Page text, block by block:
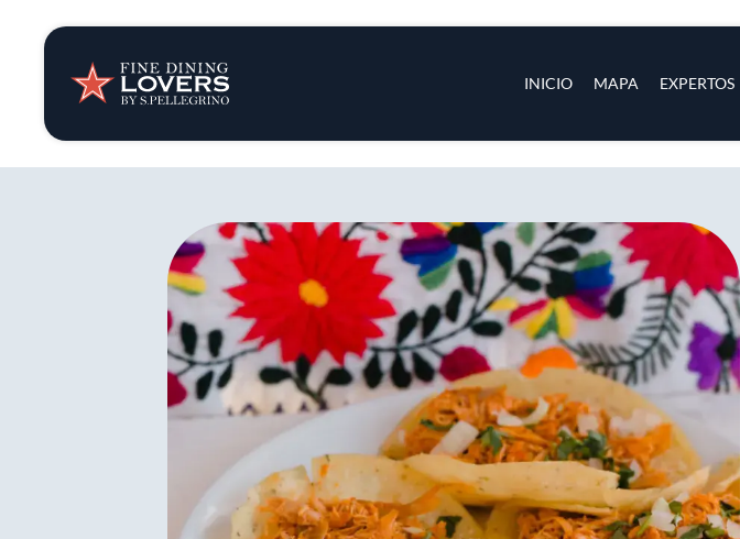
INICIO MAPA EXPERTOS
Opinión y noticias
Recetas
Consejos y trucos
Series